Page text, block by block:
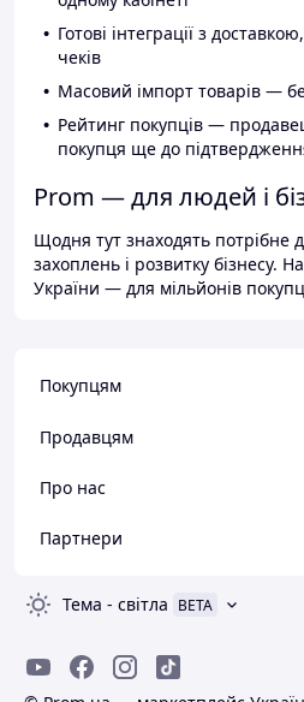
Готові інтеграції з
чеків
Масовий імпорт товарів —
Рейтинг покупців —
покупця ще до
Prom — для людей і
Щодня тут знаходять потрібне
захоплень і розвитку бізнесу.
України — для мільйонів
Покупцям
Продавцям
Про нас
Партнери
Тема - світла BETA